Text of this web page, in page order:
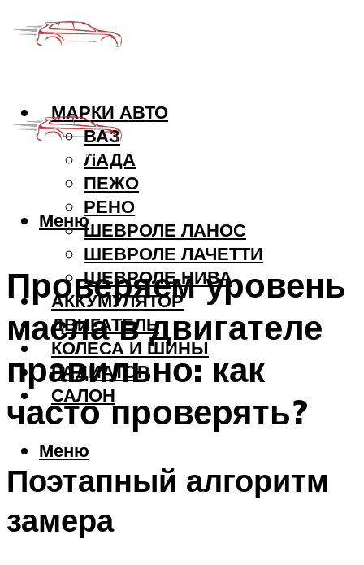
МАРКИ АВТО
ВАЗ
ЛАДА
ПЕЖО
РЕНО
ШЕВРОЛЕ ЛАНОС
ШЕВРОЛЕ ЛАЧЕТТИ
ШЕВРОЛЕ НИВА
АККУМУЛЯТОР
ДВИГАТЕЛЬ
КОЛЕСА И ШИНЫ
РАДИАТОР
САЛОН
Меню
Меню
Проверяем уровень
масла в двигателе
правильно: как
часто проверять?
Поэтапный алгоритм
замера